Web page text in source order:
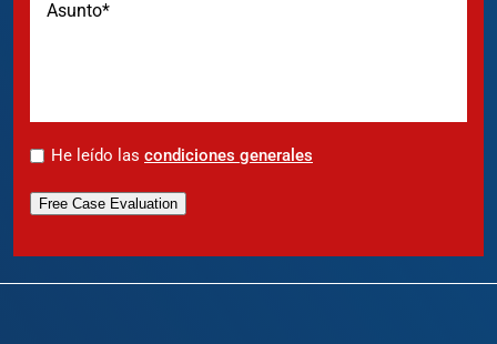
* He leído las condiciones generales
Free Case Evaluation